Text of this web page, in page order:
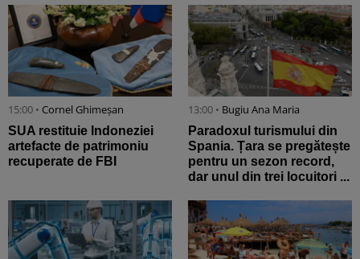
15:00 • Cornel Ghimeșan
SUA restituie Indoneziei
artefacte de patrimoniu
recuperate de FBI
13:00 • Bugiu ⁠Ana Maria
Paradoxul turismului din
Spania. Țara se pregătește
pentru un sezon record,
dar unul din trei locuitori ...